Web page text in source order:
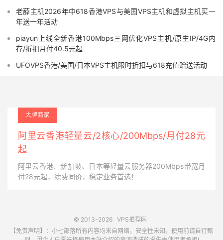
老薛主机2026年中618香港VPS与美国VPS主机和虚拟主机买一
年送一年活动
piayun上线全新香港100Mbps三网优化VPS主机/原生IP/4G内
存/折扣月付40.5元起
UFOVPS香港/美国/日本VPS主机限时折扣与618充值赠送活动
大牌商家
阿里云香港轻量云/2核心/200Mbps/月付28元
起
阿里云香港、新加坡、日本等轻量云服务器200Mbps带宽月
付28元起，续费同价，稳定业务首选！
© 2013-2026 VPS推荐网
【免责声明】：小七部落所有内容均来自网络，安全性未知，使用前请自行甄